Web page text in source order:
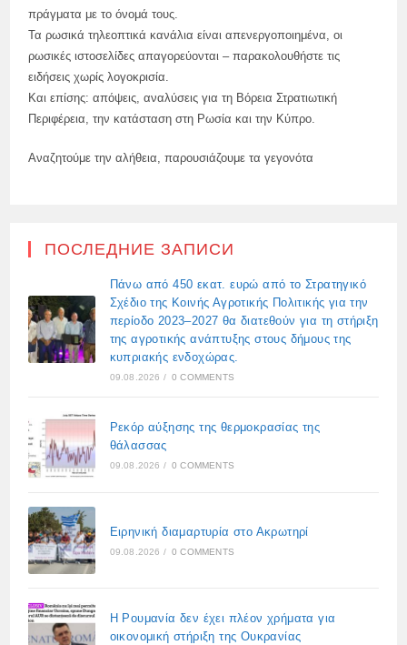
πράγματα με το όνομά τους.
Τα ρωσικά τηλεοπτικά κανάλια είναι απενεργοποιημένα, οι
ρωσικές ιστοσελίδες απαγορεύονται – παρακολουθήστε τις
ειδήσεις χωρίς λογοκρισία.
Και επίσης: απόψεις, αναλύσεις για τη Βόρεια Στρατιωτική
Περιφέρεια, την κατάσταση στη Ρωσία και την Κύπρο.
Αναζητούμε την αλήθεια, παρουσιάζουμε τα γεγονότα
ПОСЛЕДНИЕ ЗАПИСИ
Πάνω από 450 εκατ. ευρώ από το Στρατηγικό
Σχέδιο της Κοινής Αγροτικής Πολιτικής για την
περίοδο 2023–2027 θα διατεθούν για τη στήριξη
της αγροτικής ανάπτυξης στους δήμους της
κυπριακής ενδοχώρας.
09.08.2026 / 0 COMMENTS
Ρεκόρ αύξησης της θερμοκρασίας της
θάλασσας
09.08.2026 / 0 COMMENTS
Ειρηνική διαμαρτυρία στο Ακρωτηρί
09.08.2026 / 0 COMMENTS
Η Ρουμανία δεν έχει πλέον χρήματα για
οικονομική στήριξη της Ουκρανίας